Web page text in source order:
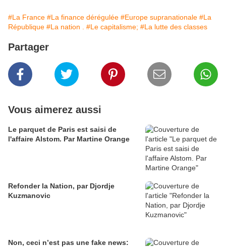
#La France #La finance dérégulée #Europe supranationale #La
République #La nation . #Le capitalisme; #La lutte des classes
Partager
Vous aimerez aussi
Le parquet de Paris est saisi de
l'affaire Alstom. Par Martine Orange
Refonder la Nation, par Djordje
Kuzmanovic
Non, ceci n’est pas une fake news: